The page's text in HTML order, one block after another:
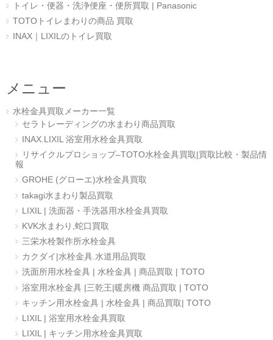
トイレ・便器・洗浄便座・便所買取 | Panasonic
TOTOトイレまわりの商品 買取
INAX｜LIXILのトイレ買取
メニュー
水栓金具買取メーカー一覧
セラトレーディングの水まわり商品買取
INAX.LIXIL 浴室用水栓金具買取
リサイクルプロショップ–TOTO水栓金具買取|買取比較・製品情
報
GROHE (グローエ)水栓金具買取
takagi水まわり製品買取
LIXIL | 洗面器・手洗器用水栓金具買取
KVK水まわり,蛇口買取
三栄水栓製作所水栓金具
カクダイ|水栓金具.水道用品買取
洗面所用水栓金具 | 水栓金具 | 商品買取 | TOTO
浴室用水栓金具 |三乾王|暖房機 商品買取 | TOTO
キッチン用水栓金具 | 水栓金具 | 商品買取| TOTO
LIXIL | 浴室用水栓金具買取
LIXIL | キッチン用水栓金具買取